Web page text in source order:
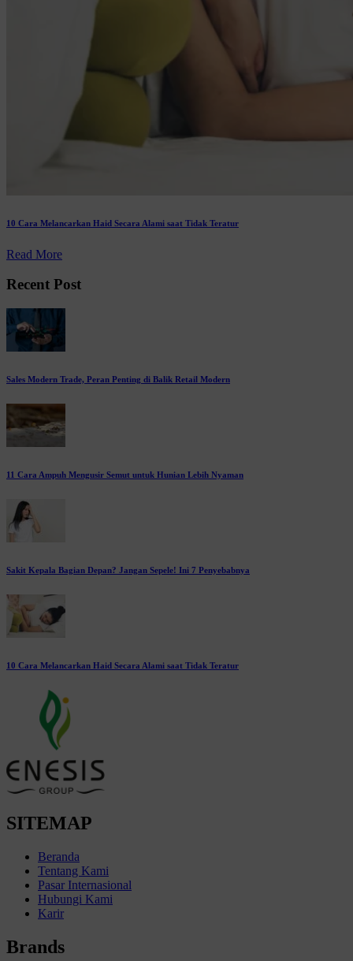
10 Cara Melancarkan Haid Secara Alami saat Tidak Teratur
Read More
Recent Post
Sales Modern Trade, Peran Penting di Balik Retail Modern
11 Cara Ampuh Mengusir Semut untuk Hunian Lebih Nyaman
Sakit Kepala Bagian Depan? Jangan Sepele! Ini 7 Penyebabnya
10 Cara Melancarkan Haid Secara Alami saat Tidak Teratur
SITEMAP
Beranda
Tentang Kami
Pasar Internasional
Hubungi Kami
Karir
Brands